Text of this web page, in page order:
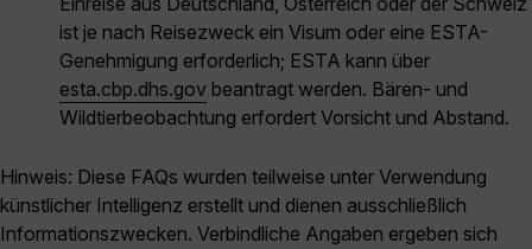
ist je nach Reisezweck ein Visum oder eine ESTA-
Genehmigung erforderlich; ESTA kann über
esta.cbp.dhs.gov beantragt werden. Bären- und
Wildtierbeobachtung erfordert Vorsicht und Abstand.
Hinweis: Diese FAQs wurden teilweise unter Verwendung
künstlicher Intelligenz erstellt und dienen ausschließlich
Informationszwecken. Verbindliche Angaben ergeben sich